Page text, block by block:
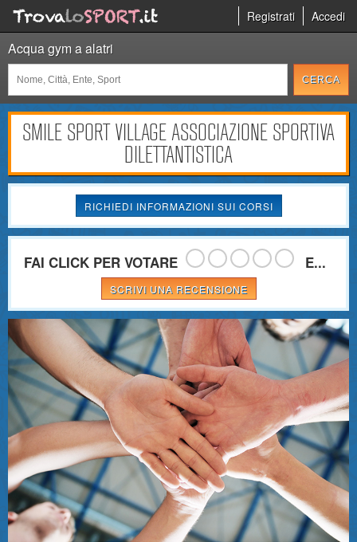
Registrati Accedi
Acqua gym a alatri
SMILE SPORT VILLAGE ASSOCIAZIONE SPORTIVA
DILETTANTISTICA
RICHIEDI INFORMAZIONI SUI CORSI
FAI CLICK PER VOTARE E...
SCRIVI UNA RECENSIONE